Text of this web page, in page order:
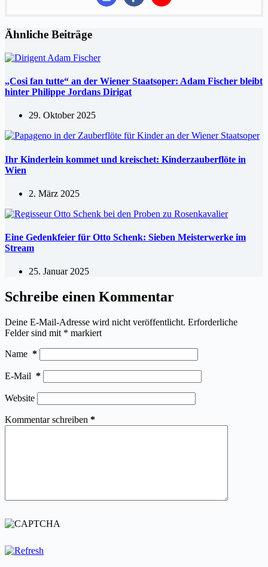
Ähnliche Beiträge
„Cosi fan tutte“ an der Wiener Staatsoper: Adam Fischer bleibt
hinter Philippe Jordans Dirigat
29. Oktober 2025
Ihr Kinderlein kommet und kreischet: Kinderzauberflöte in
Wien
2. März 2025
Eine Gedenkfeier für Otto Schenk: Sieben Meisterwerke im
Stream
25. Januar 2025
Schreibe einen Kommentar
Deine E-Mail-Adresse wird nicht veröffentlicht. Erforderliche
Felder sind mit * markiert
Name *
E-Mail *
Website
Kommentar schreiben *